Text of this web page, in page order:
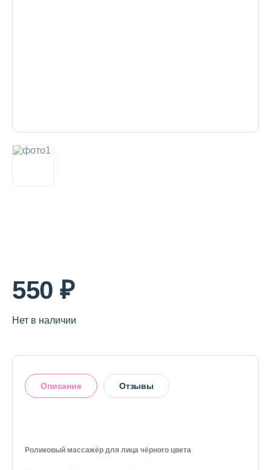
Наборы
550 ₽
Нет в наличии
Описание Отзывы
Роликовый массажёр для лица чёрного цвета
Оставить отзыв